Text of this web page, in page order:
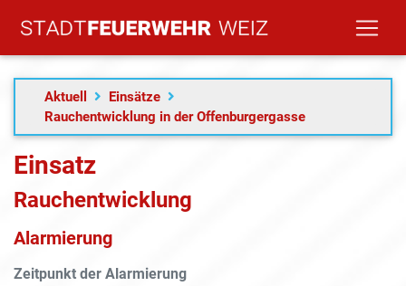
Aktuell
Einsätze
Rauchentwicklung in der Offenburgergasse
Einsatz
Rauchentwicklung
Alarmierung
Zeitpunkt der Alarmierung